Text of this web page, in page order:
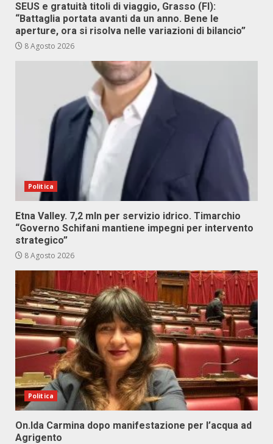
SEUS e gratuità titoli di viaggio, Grasso (FI):
“Battaglia portata avanti da un anno. Bene le
aperture, ora si risolva nelle variazioni di bilancio”
8 Agosto 2026
Politica
Etna Valley. 7,2 mln per servizio idrico. Timarchio
“Governo Schifani mantiene impegni per intervento
strategico”
8 Agosto 2026
Politica
On.Ida Carmina dopo manifestazione per l’acqua ad
Agrigento